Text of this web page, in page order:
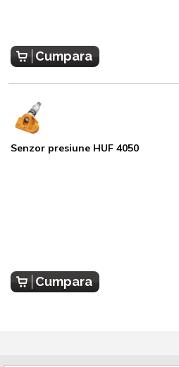
Cumpara
Senzor presiune HUF 4050
Cumpara